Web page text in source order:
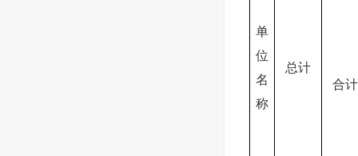
单
位
名
称
总计
合计